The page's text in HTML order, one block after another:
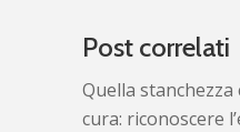
Post correlati
Quella
cura: riconoscere